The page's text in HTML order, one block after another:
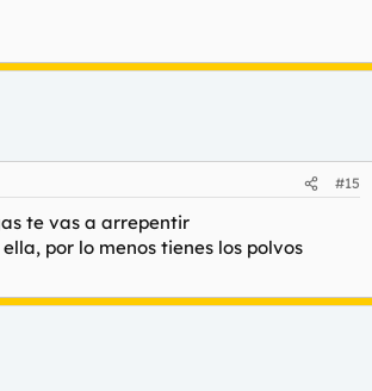
#15
te vas a arrepentir
por lo menos tienes los polvos